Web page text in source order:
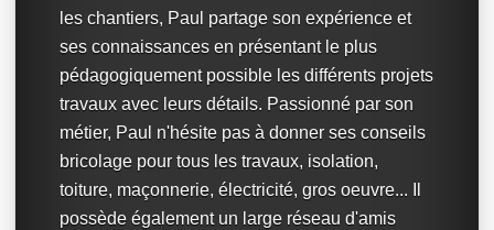
les chantiers, Paul partage son expérience et
ses connaissances en présentant le plus
pédagogiquement possible les différents projets
travaux avec leurs détails. Passionné par son
métier, Paul n'hésite pas à donner ses conseils
bricolage pour tous les travaux, isolation,
toiture, maçonnerie, électricité, gros oeuvre... Il
possède également un large réseau d'amis